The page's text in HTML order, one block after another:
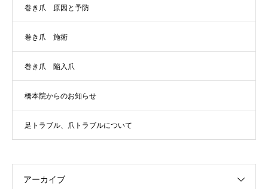
巻き爪 原因と予防
巻き爪 施術
巻き爪 陥入爪
橋本院からのお知らせ
足トラブル、爪トラブルについて
アーカイブ